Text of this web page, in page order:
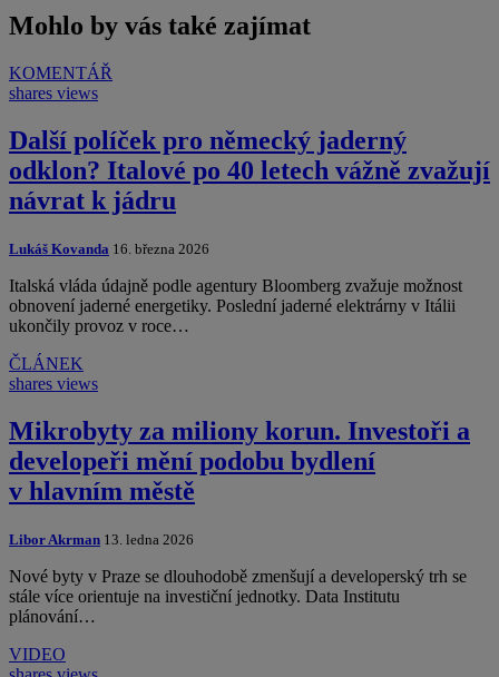
Mohlo by vás také zajímat
KOMENTÁŘ
shares views
Další políček pro německý jaderný
odklon? Italové po 40 letech vážně zvažují
návrat k jádru
Lukáš Kovanda 16. března 2026
Italská vláda údajně podle agentury Bloomberg zvažuje možnost
obnovení jaderné energetiky. Poslední jaderné elektrárny v Itálii
ukončily provoz v roce…
ČLÁNEK
shares views
Mikrobyty za miliony korun. Investoři a
developeři mění podobu bydlení
v hlavním městě
Libor Akrman 13. ledna 2026
Nové byty v Praze se dlouhodobě zmenšují a developerský trh se
stále více orientuje na investiční jednotky. Data Institutu
plánování…
VIDEO